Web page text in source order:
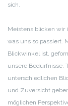
sich.
Meistens blicken wir
was uns so passiert.
Blickwinkel ist,
unsere Bedürfnisse.
unterschiedlichen
und Zuversicht
möglichen